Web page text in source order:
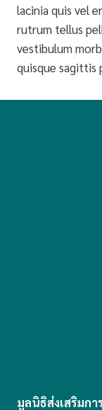
lacinia quis vel
rutrum tellus
vestibulum
quisque sagittis
มูลนิธิส่งเสริมก